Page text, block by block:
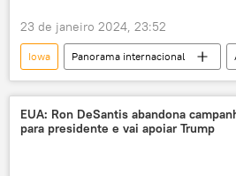
23 de janeiro 2024, 23:52
Iowa Panorama internacional
Donald Trump
Nikki Haley
Joe Biden
New Hampshire
ONU
Estados Unidos
EUA: Ron DeSantis abandona
para presidente e vai apoiar Trump